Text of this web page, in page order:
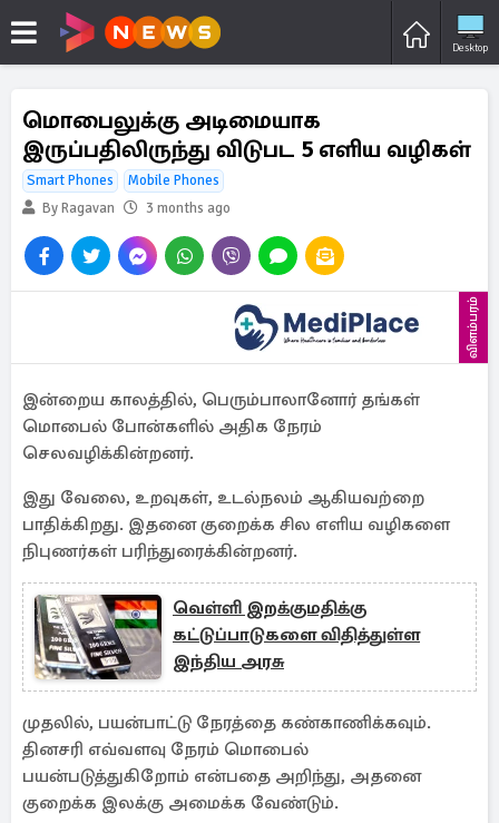
Desktop
மொபைலுக்கு அடிமையாக
இருப்பதிலிருந்து விடுபட 5 எளிய வழிகள்
Smart Phones
Mobile Phones
By Ragavan
3 months ago
விளம்பரம்
இன்றைய காலத்தில், பெரும்பாலானோர் தங்கள்
மொபைல் போன்களில் அதிக நேரம்
செலவழிக்கின்றனர்.
இது வேலை, உறவுகள், உடல்நலம் ஆகியவற்றை
பாதிக்கிறது. இதனை குறைக்க சில எளிய வழிகளை
நிபுணர்கள் பரிந்துரைக்கின்றனர்.
வெள்ளி இறக்குமதிக்கு
கட்டுப்பாடுகளை விதித்துள்ள
இந்திய அரசு
முதலில், பயன்பாட்டு நேரத்தை கண்காணிக்கவும்.
தினசரி எவ்வளவு நேரம் மொபைல்
பயன்படுத்துகிறோம் என்பதை அறிந்து, அதனை
குறைக்க இலக்கு அமைக்க வேண்டும்.